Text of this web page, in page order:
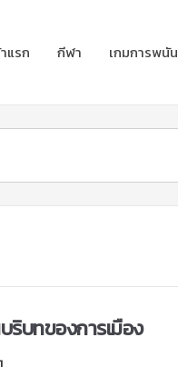
แรก กีฬา เกมการพนัน
ริบทของการเมือง